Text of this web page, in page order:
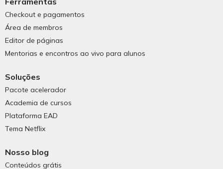
Checkout e pagamentos
Área de membros
Editor de páginas
Mentorias e encontros ao vivo para alunos
Soluções
Pacote acelerador
Academia de cursos
Plataforma EAD
Tema Netflix
Nosso blog
Conteúdos grátis